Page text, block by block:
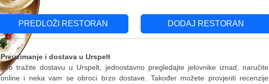
PREDLOŽI RESTORAN DODAJ RESTORAN
Preuzimanje i dostava u Urspelt
Ako tražite dostavu u Urspelt, jednostavno pregledajte jelovnike iznad, naručite
online i neka vam se obroci brzo dostave. Također možete provjeriti recenzije